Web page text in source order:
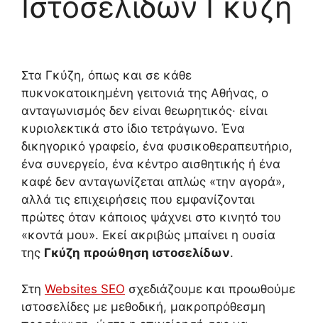
Στα Γκύζη, όπως και σε κάθε
πυκνοκατοικημένη γειτονιά της Αθήνας, ο
ανταγωνισμός δεν είναι θεωρητικός· είναι
κυριολεκτικά στο ίδιο τετράγωνο. Ένα
δικηγορικό γραφείο, ένα φυσικοθεραπευτήριο,
ένα συνεργείο, ένα κέντρο αισθητικής ή ένα
καφέ δεν ανταγωνίζεται απλώς «την αγορά»,
αλλά τις επιχειρήσεις που εμφανίζονται
πρώτες όταν κάποιος ψάχνει στο κινητό του
«κοντά μου». Εκεί ακριβώς μπαίνει η ουσία
της Γκύζη προώθηση ιστοσελίδων.
Στη Websites SEO σχεδιάζουμε και προωθούμε
ιστοσελίδες με μεθοδική, μακροπρόθεσμη